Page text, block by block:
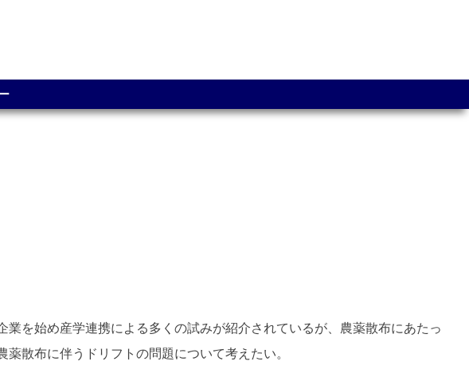
を始め産学連携による多くの試みが紹介されているが、農薬散布にあたっ
散布に伴うドリフトの問題について考えたい。